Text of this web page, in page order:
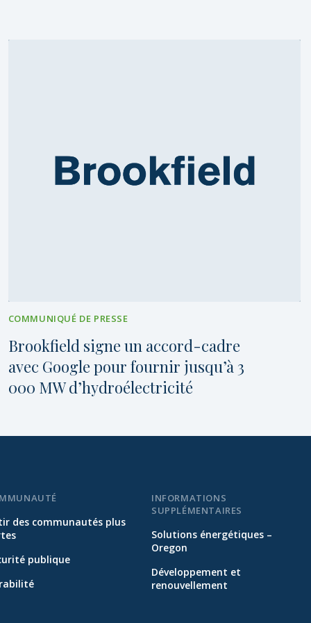
COMMUNIQUÉ DE PRESSE
Brookfield signe un accord-cadre
avec Google pour fournir jusqu’à 3
000 MW d’hydroélectricité
des communautés plus
publique
INFORMATIONS
SUPPLÉMENTAIRES
Solutions énergétiques –
Oregon
Développement et
renouvellement